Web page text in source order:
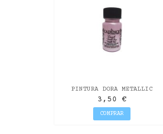
PINTURA DORA METALLIC
PRIMAVERA
3,50 €
COMPRAR